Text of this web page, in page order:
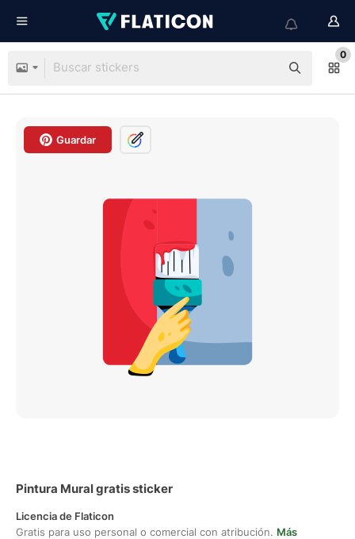
0
Guardar
Pintura Mural gratis sticker
Licencia de Flaticon
Gratis para uso personal o comercial con atribución. Más